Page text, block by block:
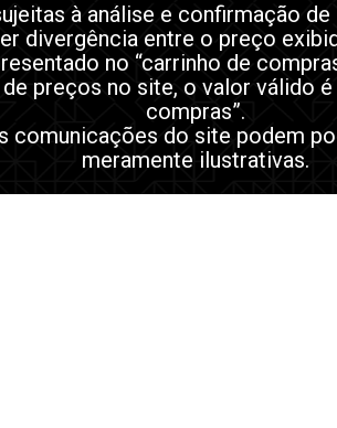
à análise e confirmação de
divergência entre o preço
no “carrinho de
preços no site, o valor válido é
compras”.
comunicações do site podem
meramente ilustrativas.